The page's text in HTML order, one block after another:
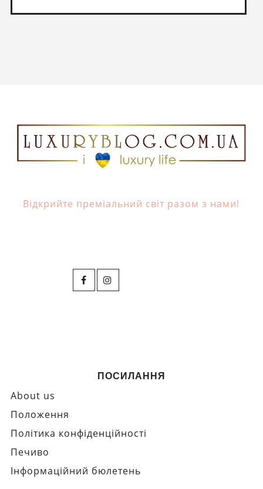
Відкрийте преміальний світ разом з нами!
ПОСИЛАННЯ
About us
Положення
Політика конфіденційності
Печиво
Інформаційний бюлетень